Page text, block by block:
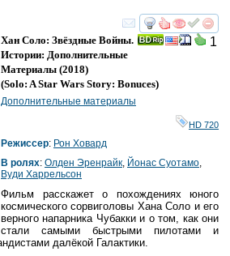
смотреть
1
Хан Соло: Звёздные Войны.
Истории: Дополнительные
Материалы (2018)
(Solo: A Star Wars Story: Bonuces)
Дополнительные материалы
HD 720
Режиссер: Рон Ховард
В ролях: Олден Эренрайк Йонас Суотамо
Вуди Харрельсон
Фильм расскажет о похождениях юного
космического сорвиголовы Хана Соло и его
верного напарника Чубакки и о том, как они
стали самыми быстрыми пилотами и
далёкой Галактики.